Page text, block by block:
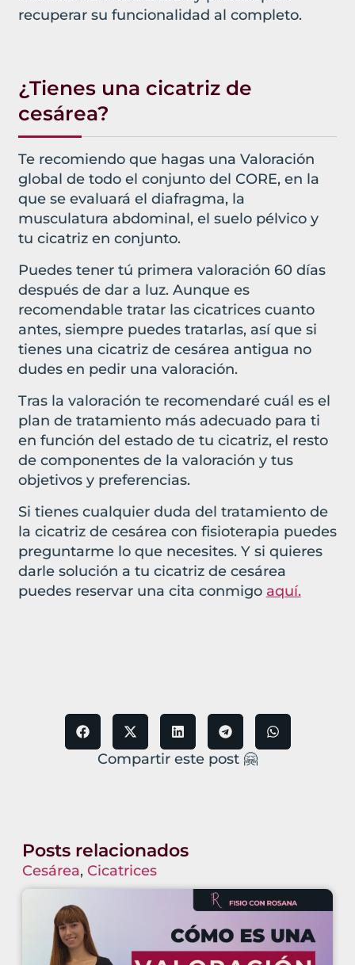
recuperar su funcionalidad al completo.
¿Tienes una cicatriz de
cesárea?
Te recomiendo que hagas una Valoración
global de todo el conjunto del CORE, en la
que se evaluará el diafragma, la
musculatura abdominal, el suelo pélvico y
tu cicatriz en conjunto.
Puedes tener tú primera valoración 60 días
después de dar a luz. Aunque es
recomendable tratar las cicatrices cuanto
antes, siempre puedes tratarlas, así que si
tienes una cicatriz de cesárea antigua no
dudes en pedir una valoración.
Tras la valoración te recomendaré cuál es el
plan de tratamiento más adecuado para ti
en función del estado de tu cicatriz, el resto
de componentes de la valoración y tus
objetivos y preferencias.
Si tienes cualquier duda del tratamiento de
la cicatriz de cesárea con fisioterapia puedes
preguntarme lo que necesites. Y si quieres
darle solución a tu cicatriz de cesárea
puedes reservar una cita conmigo aquí.
Compartir este post 🤗
Posts relacionados
Cesárea, Cicatrices